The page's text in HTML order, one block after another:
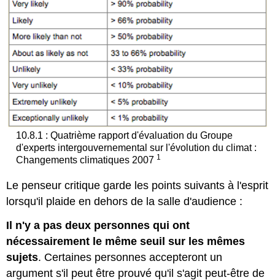
10.8.1 : Quatrième rapport d'évaluation du Groupe
d'experts intergouvernemental sur l'évolution du climat :
Changements climatiques 2007 1
Le penseur critique garde les points suivants à l'esprit
lorsqu'il plaide en dehors de la salle d'audience :
Il n'y a pas deux personnes qui ont
nécessairement le même seuil sur les mêmes
sujets. Certaines personnes accepteront un
argument s'il peut être prouvé qu'il s'agit peut-être de